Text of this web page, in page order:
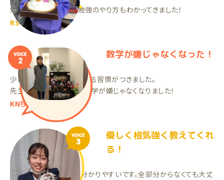
勉強のやり方やテスト勉強のやり方もわかってきました！
RSちゃん（中1）
VOICE
2
数学が嫌じゃなくなった！
少しずつでも、毎日勉強する習慣がつきました。
先生の指導のおかげで、数学が嫌じゃなくなりました！
KNちゃん（小4）
VOICE
3
優しく根気強く教えてくれ
る！
オンライン指導ですが、分かりやすいです。全部分からなくても大丈